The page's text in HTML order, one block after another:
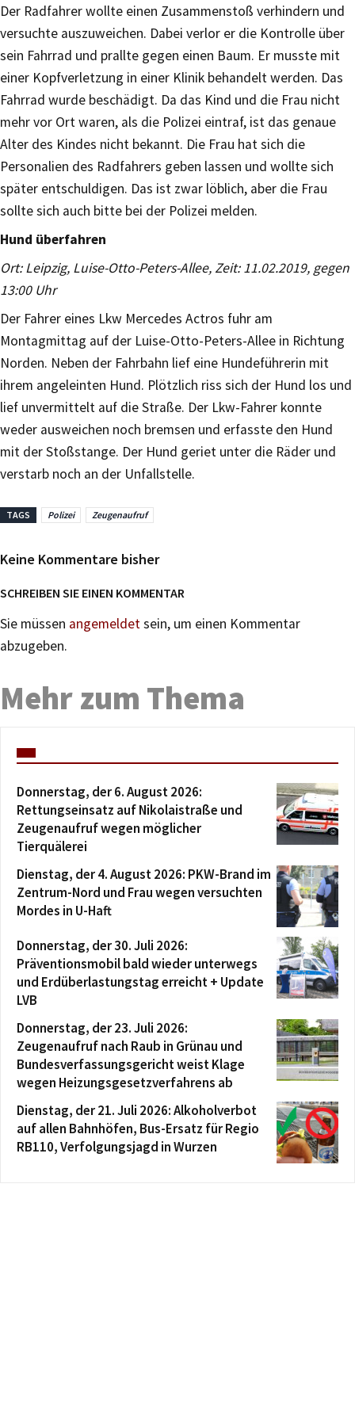
Der Radfahrer wollte einen Zusammenstoß verhindern und
versuchte auszuweichen. Dabei verlor er die Kontrolle über
sein Fahrrad und prallte gegen einen Baum. Er musste mit
einer Kopfverletzung in einer Klinik behandelt werden. Das
Fahrrad wurde beschädigt. Da das Kind und die Frau nicht
mehr vor Ort waren, als die Polizei eintraf, ist das genaue
Alter des Kindes nicht bekannt. Die Frau hat sich die
Personalien des Radfahrers geben lassen und wollte sich
später entschuldigen. Das ist zwar löblich, aber die Frau
sollte sich auch bitte bei der Polizei melden.
Hund überfahren
Ort: Leipzig, Luise-Otto-Peters-Allee, Zeit: 11.02.2019, gegen
13:00 Uhr
Der Fahrer eines Lkw Mercedes Actros fuhr am
Montagmittag auf der Luise-Otto-Peters-Allee in Richtung
Norden. Neben der Fahrbahn lief eine Hundeführerin mit
ihrem angeleinten Hund. Plötzlich riss sich der Hund los und
lief unvermittelt auf die Straße. Der Lkw-Fahrer konnte
weder ausweichen noch bremsen und erfasste den Hund
mit der Stoßstange. Der Hund geriet unter die Räder und
verstarb noch an der Unfallstelle.
TAGS Polizei Zeugenaufruf
Keine Kommentare bisher
SCHREIBEN SIE EINEN KOMMENTAR
Sie müssen angemeldetsein, um einen Kommentar
abzugeben.
Mehr zum Thema
Donnerstag, der 6. August 2026:
Rettungseinsatz auf Nikolaistraße und
Zeugenaufruf wegen möglicher
Tierquälerei
Dienstag, der 4. August 2026: PKW-Brand im
Zentrum-Nord und Frau wegen versuchten
Mordes in U-Haft
Donnerstag, der 30. Juli 2026:
Präventionsmobil bald wieder unterwegs
und Erdüberlastungstag erreicht + Update
LVB
Donnerstag, der 23. Juli 2026:
Zeugenaufruf nach Raub in Grünau und
Bundesverfassungsgericht weist Klage
wegen Heizungsgesetzverfahrens ab
Dienstag, der 21. Juli 2026: Alkoholverbot
auf allen Bahnhöfen, Bus-Ersatz für Regio
RB110, Verfolgungsjagd in Wurzen